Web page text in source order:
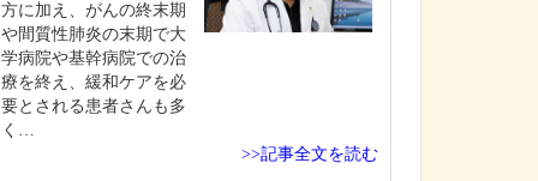
方に加え、がんの終末期
や間質性肺炎の末期で大
学病院や基幹病院での治
療を終え、緩和ケアを必
要とされる患者さんも多
く…
>>記事全文を読む